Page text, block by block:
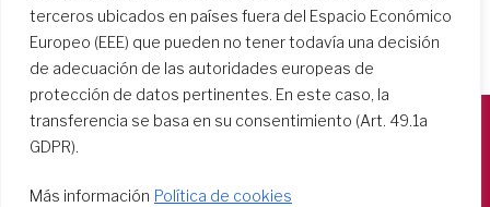
terceros ubicados en países fuera del Espacio Económico
Europeo (EEE) que pueden no tener todavía una decisión
de adecuación de las autoridades europeas de
protección de datos pertinentes. En este caso, la
transferencia se basa en su consentimiento (Art. 49.1a
GDPR).
Más información Política de cookies
Casa Generalizia